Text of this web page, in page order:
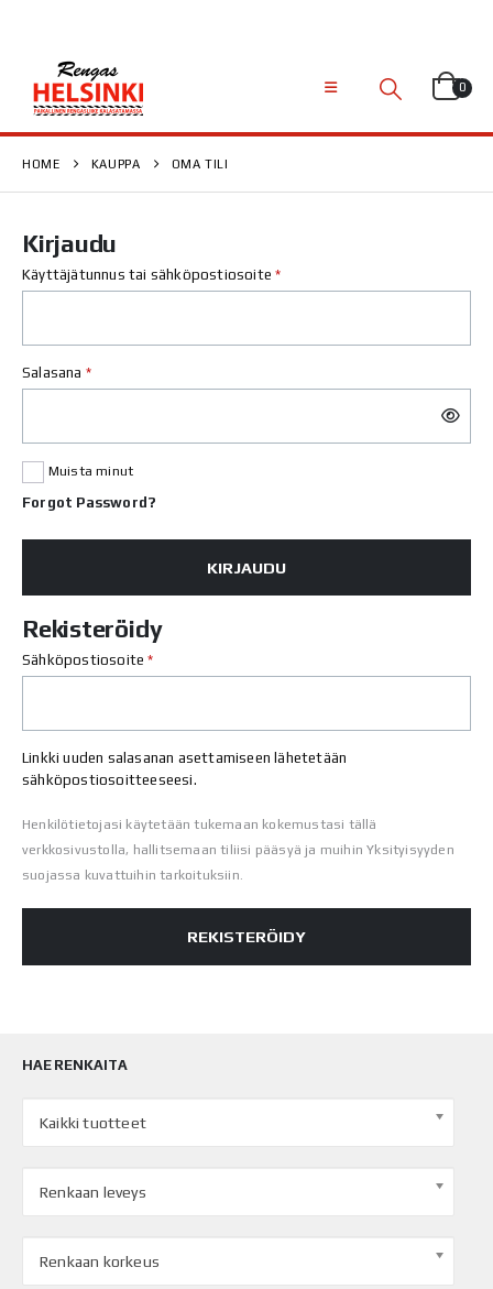
0
HOME KAUPPA OMA TILI
Kirjaudu
Käyttäjätunnus tai sähköpostiosoite*Vaaditaan
Salasana *Vaaditaan
Muista minut
Forgot Password?
KIRJAUDU
Rekisteröidy
Sähköpostiosoite*Vaaditaan
Linkki uuden salasanan asettamiseen lähetetään
sähköpostiosoitteeseesi.
Henkilötietojasi käytetään tukemaan kokemustasi tällä
verkkosivustolla, hallitsemaan tiliisi pääsyä ja muihin Yksityisyyden
suojassa kuvattuihin tarkoituksiin.
REKISTERÖIDY
HAE RENKAITA
Kaikki tuotteet
Renkaan leveys
Renkaan korkeus